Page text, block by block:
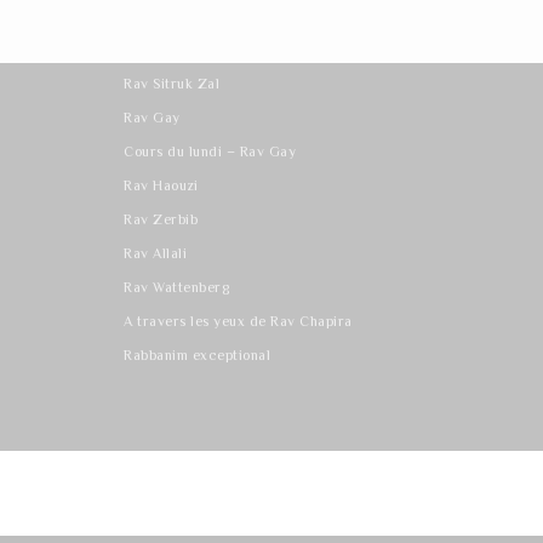
Rav Sitruk Zal
Rav Gay
Cours du lundi – Rav Gay
Rav Haouzi
Rav Zerbib
Rav Allali
Rav Wattenberg
A travers les yeux de Rav Chapira
Rabbanim exceptional